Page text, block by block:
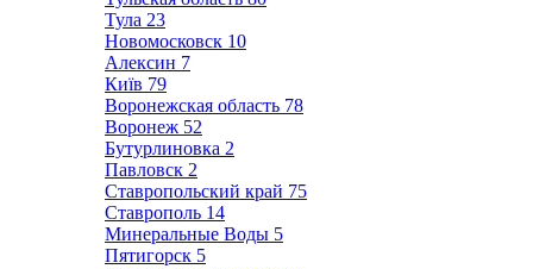
Тула 23
Новомосковск 10
Алексин 7
Київ 79
Воронежская область 78
Воронеж 52
Бутурлиновка 2
Павловск 2
Ставропольский край 75
Ставрополь 14
Минеральные Воды 5
Пятигорск 5